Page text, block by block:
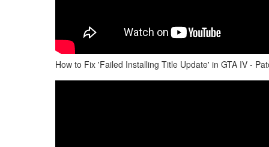
How to Fix 'Failed Installing Title Update' in GTA IV -